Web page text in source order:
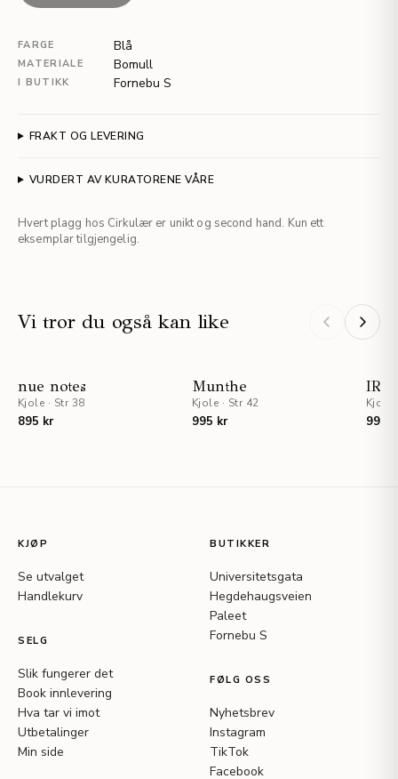
FARGE Blå
MATERIALE Bomull
I BUTIKK Fornebu S
FRAKT OG LEVERING
VURDERT AV KURATORENE VÅRE
Hvert plagg hos Cirkulær er unikt og second hand. Kun ett
eksemplar tilgjengelig.
Vi tror du også kan like
nue notes
Kjole · Str 38
895 kr
Munthe
Kjole · Str 42
995 kr
IRO
Kjole
995
KJØP
Se utvalget
Handlekurv
SELG
Slik fungerer det
Book innlevering
Hva tar vi imot
Utbetalinger
Min side
BUTIKKER
Universitetsgata
Hegdehaugsveien
Paleet
Fornebu S
FØLG OSS
Nyhetsbrev
Instagram
TikTok
Facebook